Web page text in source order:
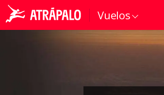
Vuelos